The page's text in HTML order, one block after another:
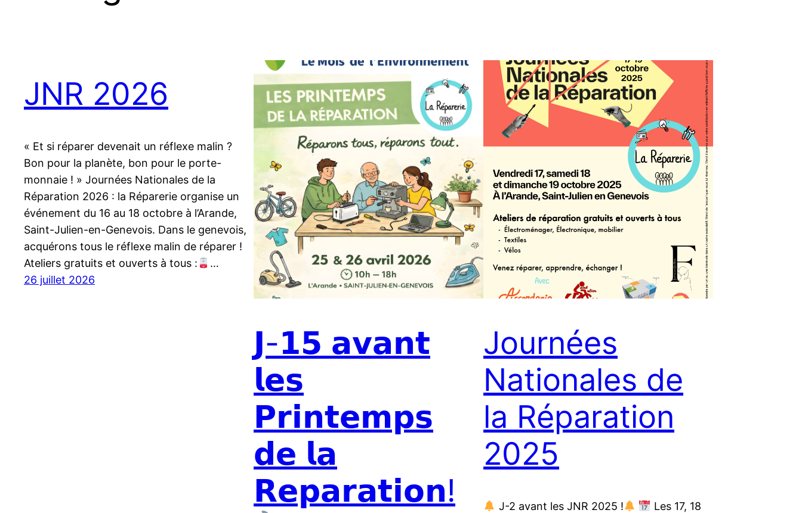
JNR 2026
« Et si réparer devenait un réflexe malin ?
Bon pour la planète, bon pour le porte-
monnaie ! » Journées Nationales de la
Réparation 2026 : la Réparerie organise un
événement du 16 au 18 octobre à l’Arande,
Saint-Julien-en-Genevois. Dans le genevois,
acquérons tous le réflexe malin de réparer !
Ateliers gratuits et ouverts à tous :
…
26 juillet 2026
𝗝-𝟭𝟱 𝗮𝘃𝗮𝗻𝘁
𝗹𝗲𝘀
𝗣𝗿𝗶𝗻𝘁𝗲𝗺𝗽𝘀
𝗱𝗲 𝗹𝗮
𝗥𝗲𝗽𝗮𝗿𝗮𝘁𝗶𝗼𝗻!
Journées
Nationales de
la Réparation
2025
J-2 avant les JNR 2025 !
Les 17, 18